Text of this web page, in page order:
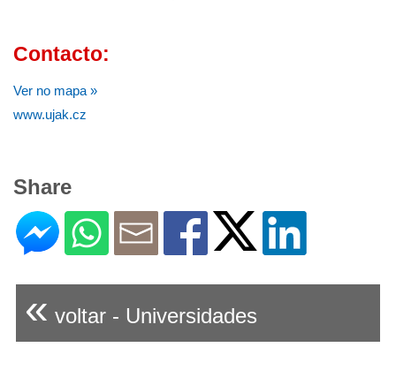
Contacto:
Ver no mapa »
www.ujak.cz
Share
« voltar - Universidades